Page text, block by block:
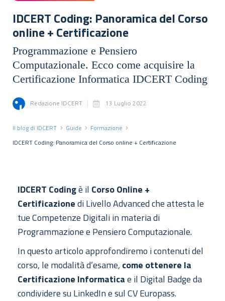
IDCERT Coding: Panoramica del Corso
online + Certificazione
Programmazione e Pensiero
Computazionale. Ecco come acquisire la
Certificazione Informatica IDCERT Coding
Redazione IDCERT 13 Luglio 2022
Il blog di IDCERT Guide
Formazione
IDCERT Coding: Panoramica del Corso online + Certificazione
IDCERT Codingè il Corso Online +
Certificazionedi Livello Advanced che attesta le
tue Competenze Digitali in materia di
Programmazione e Pensiero Computazionale.
In questo articolo approfondiremo i contenuti del
corso, le modalità d’esame, come ottenere la
Certificazione Informaticae il Digital Badge da
condividere su LinkedIn e sul CV Europass.